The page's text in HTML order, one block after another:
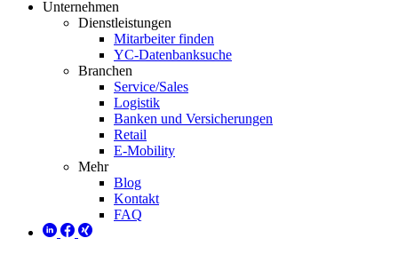
Unternehmen
Dienstleistungen
Mitarbeiter finden
YC-Datenbanksuche
Branchen
Service/Sales
Logistik
Banken und Versicherungen
Retail
E-Mobility
Mehr
Blog
Kontakt
FAQ